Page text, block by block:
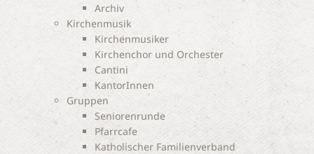
Archiv
Kirchenmusik
Kirchenmusiker
Kirchenchor und Orchester
Cantini
KantorInnen
Gruppen
Seniorenrunde
Pfarrcafe
Katholischer Familienverband